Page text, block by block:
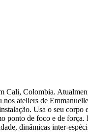
Cali, Colombia.
nos ateliers de
Usa o seu
ponto de foco e de força.
dinâmicas inter-